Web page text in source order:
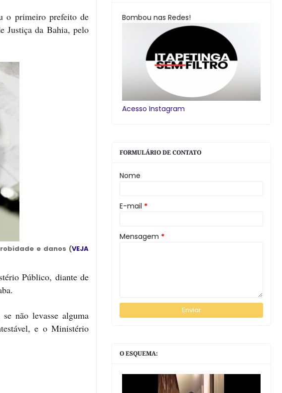
o primeiro prefeito de
Justiça da Bahia, pelo
e danos (VEJA
Público, diante de
não levasse alguma
e o Ministério
Bombou nas Redes!
Acesso Instagram
FORMULÁRIO DE CONTATO
Nome
E-mail *
Mensagem *
O ESQUEMA: